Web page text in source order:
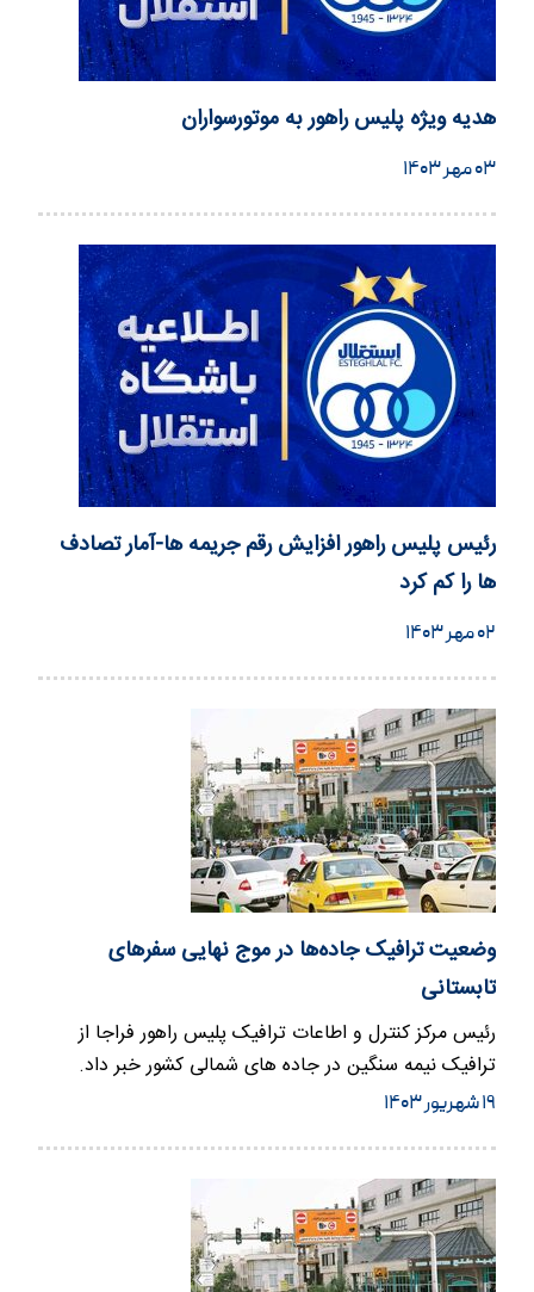
هدیه ویژه پلیس راهور به موتورسواران
۰۳ مهر ۱۴۰۳
رئیس پلیس راهور افزایش رقم جریمه ها-آمار تصادف
ها را کم کرد
۰۲ مهر ۱۴۰۳
وضعیت ترافیک جاده‌ها در موج نهایی سفرهای
تابستانی
رئیس مرکز کنترل و اطاعات ترافیک پلیس راهور فراجا از
ترافیک نیمه سنگین در جاده های شمالی کشور خبر داد.
۱۹ شهریور ۱۴۰۳